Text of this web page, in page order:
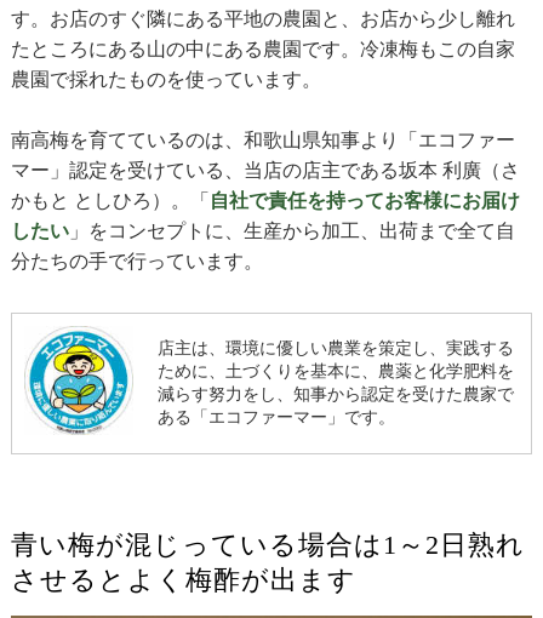
す。お店のすぐ隣にある平地の農園と、お店から少し離れ
たところにある山の中にある農園です。冷凍梅もこの自家
農園で採れたものを使っています。
南高梅を育てているのは、和歌山県知事より「エコファー
マー」認定を受けている、当店の店主である坂本 利廣（さ
かもと としひろ）。「 自社で責任を持ってお客様にお届け
したい」をコンセプトに、生産から加工、出荷まで全て自
分たちの手で行っています。
店主は、環境に優しい農業を策定し、実践する
ために、土づくりを基本に、農薬と化学肥料を
減らす努力をし、知事から認定を受けた農家で
ある「エコファーマー」です。
青い梅が混じっている場合は1～2日熟れ
させるとよく梅酢が出ます